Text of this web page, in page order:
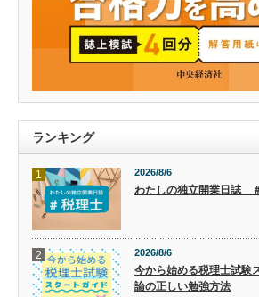
ランキング
1 2026/8/6
わたしの独立開業日誌
2 2026/8/6
今から始める税理士試験
論の正しい勉強方法